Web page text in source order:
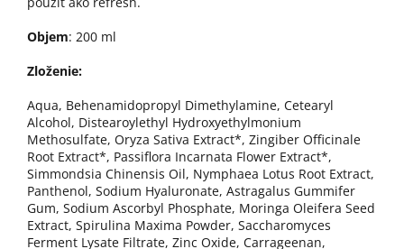
Objem: 200 ml
Zloženie:
Aqua, Behenamidopropyl Dimethylamine, Cetearyl
Alcohol, Distearoylethyl Hydroxyethylmonium
Methosulfate, Oryza Sativa Extract*, Zingiber Officinale
Root Extract*, Passiflora Incarnata Flower Extract*,
Simmondsia Chinensis Oil, Nymphaea Lotus Root Extract,
Panthenol, Sodium Hyaluronate, Astragalus Gummifer
Gum, Sodium Ascorbyl Phosphate, Moringa Oleifera Seed
Extract, Spirulina Maxima Powder, Saccharomyces
Ferment Lysate Filtrate, Zinc Oxide, Carrageenan,